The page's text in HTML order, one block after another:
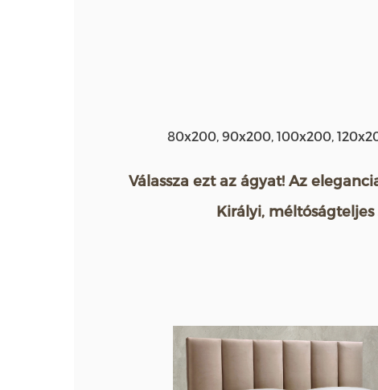
80x200, 90x200, 100x200,
Válassza ezt az ágyat! Az
Királyi,